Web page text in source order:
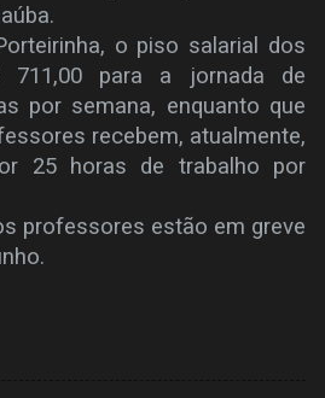
o piso salarial dos
711,00 para a jornada de
por semana, enquanto que
recebem, atualmente,
25 horas de trabalho por
professores estão em greve